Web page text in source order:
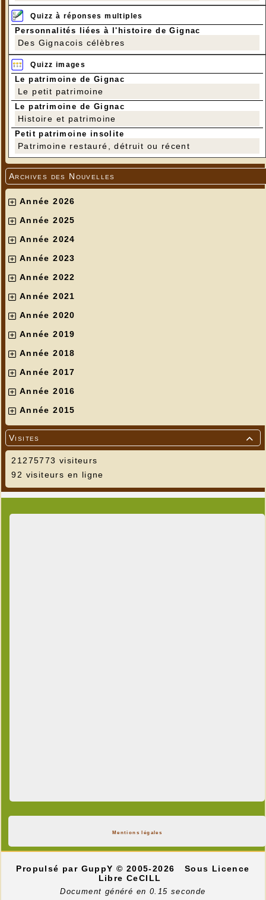
Quizz à réponses multiples
Personnalités liées à l'histoire de Gignac
Des Gignacois célèbres
Quizz images
Le patrimoine de Gignac
Le petit patrimoine
Le patrimoine de Gignac
Histoire et patrimoine
Petit patrimoine insolite
Patrimoine restauré, détruit ou récent
Archives des Nouvelles
Année 2026
Année 2025
Année 2024
Année 2023
Année 2022
Année 2021
Année 2020
Année 2019
Année 2018
Année 2017
Année 2016
Année 2015

Visites
21275773 visiteurs
92 visiteurs en ligne
Mentions légales
Propulsé par GuppY© 2005-2026
Sous Licence
Libre CeCILL
Document généré en 0.15 seconde